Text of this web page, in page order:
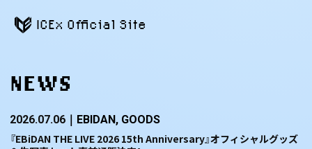
ICEx Official Site
NEWS
2026.07.06 EBIDAN GOODS
『EBiDAN THE LIVE 2026 15th Anniversary』オフィシャルグッズ